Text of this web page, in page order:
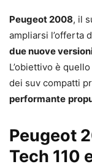
Peugeot 2008, il
ampliarsi l’offerta
due nuove
L’obiettivo è
dei suv compatti
performante
Peugeot
Tech 110